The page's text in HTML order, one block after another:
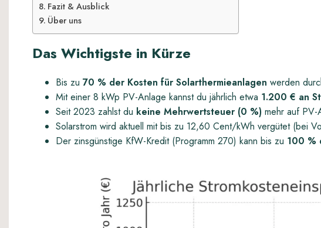
Fazit & Ausblick
Über uns
Das Wichtigste in Kürze
Bis zu 70 % der Kosten für Solarthermieanlagen werden
Mit einer 8 kWp PV-Anlage kannst du jährlich etwa 1.200 € an
Seit 2023 zahlst du keine Mehrwertsteuer (0 %) mehr auf PV-
Solarstrom wird aktuell mit bis zu 12,60 Cent/kWh vergütet (bei
Der zinsgünstige KfW-Kredit (Programm 270) kann bis zu 100 %